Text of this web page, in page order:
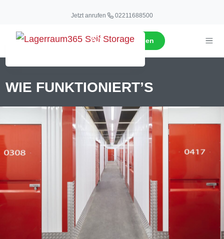
Jetzt anrufen 02211688500
Jetzt anfragen
WIE FUNKTIONIERT’S